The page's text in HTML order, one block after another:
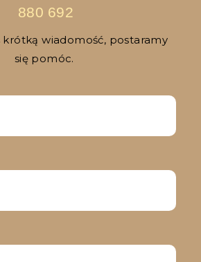
880 692
krótką wiadomość, postaramy
się pomóc.